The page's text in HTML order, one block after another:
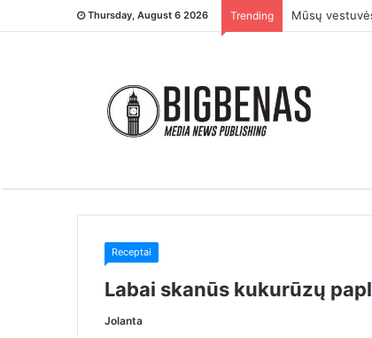
Thursday, August 6 2026 Trending – Tu ją
Receptai
Labai skanūs kukurūzų
Jolanta